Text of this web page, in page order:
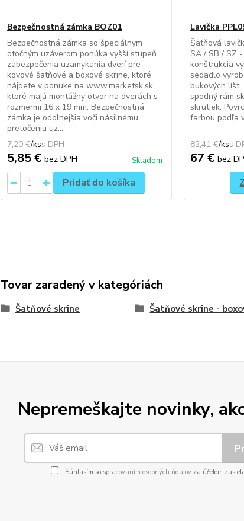
Bezpečnostná zámka BOZ01
Bezpečnostná zámka so špeciálnym
otočným uzáverom ponúka vyšší stupeň
zabezpečenia uzamykania dverí pre
kovové šatňové a boxové skrine, ktoré
nájdete v ponuke na www.marketsk.sk,
ktoré majú montážny otvor na dverách s
rozmermi 16 x 19 mm. Bezpečnostná
zámka je odolnejšia voči násilnému
pretočeniu uz...
7,20 €/ks
5,85 € bez DPH Skladom
Pridať do košíka
Lavička
Šatňová
SA / SB / SZ
konštrukcia
sedadlo
bukových líšt.
spodný rám
skrutiek.
farbou podľa
82,41 €/ks
67 € bez
Tovar zaradený v kategóriách
Šatňové skrine Šatňové skrine -
Nepremeškajte novinky,
Súhlasím so spracovaním osobných údajovza účelom